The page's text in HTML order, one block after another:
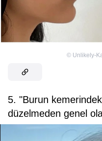
© Unlikely-
5. "Burun
düzelmeden genel